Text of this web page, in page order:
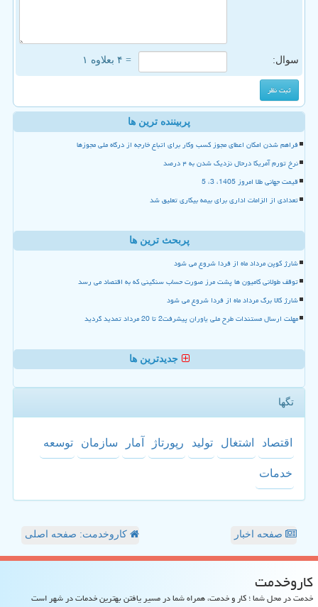
سوال: = ۴ بعلاوه ۱
پربیننده ترین ها
فراهم شدن امکان اعطای مجوز کسب وکار برای اتباع خارجه از درگاه ملی مجوزها
نرخ تورم آمریکا درحال نزدیک شدن به ۴ درصد
قیمت جهانی طلا امروز 1405، 3، 5
تعدادی از الزامات اداری برای بیمه بیکاری تعلیق شد
پربحث ترین ها
شارژ کوپن مرداد ماه از فردا شروع می شود
توقف طولانی کامیون ها پشت مرز صورت حساب سنگینی که به اقتصاد می رسد
شارژ کالا برگ مرداد ماه از فردا شروع می شود
مهلت ارسال مستندات طرح ملی یاوران پیشرفت2 تا 20 مرداد تمدید گردید
جدیدترین ها
تگها
اقتصاد اشتغال تولید رپورتاژ آمار سازمان توسعه
خدمات
صفحه اخبار کاروخدمت: صفحه اصلی
كاروخدمت
خدمت در محل شما ؛ کار و خدمت، همراه شما در مسیر یافتن بهترین خدمات در شهر است